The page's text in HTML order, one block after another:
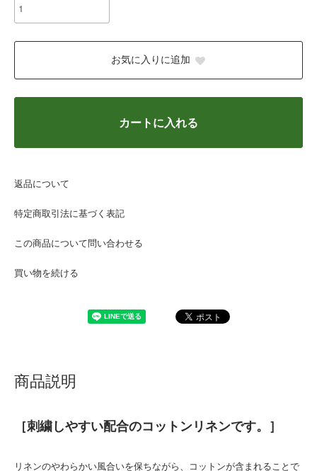
お気に入りに追加
カートに入れる
返品について
特定商取引法に基づく表記
この商品について問い合わせる
買い物を続ける
商品説明
［刺繍しやすい配合のコットンリネンです。］
リネンのやわらかい風合いを保ちながら、コットンが含まれることで